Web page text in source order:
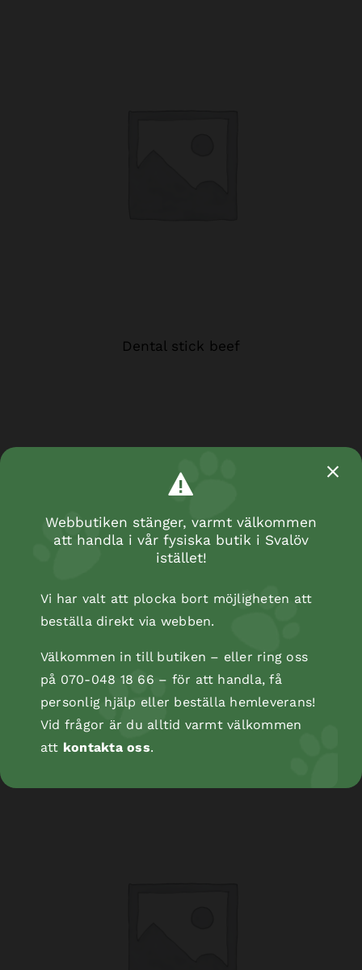
Dental stick beef
Kopåse
Webbutiken stänger, varmt välkommen
att handla i vår fysiska butik i Svalöv
istället!
Vi har valt att plocka bort möjligheten att
beställa direkt via webben.
Välkommen in till butiken – eller ring oss
på 070-048 18 66 – för att handla, få
personlig hjälp eller beställa hemleverans!
Vid frågor är du alltid varmt välkommen
att kontakta oss.